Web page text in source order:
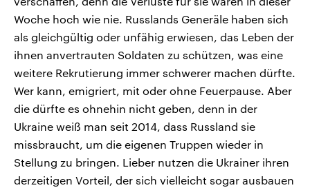
Woche hoch wie nie. Russlands Generäle haben sich
als gleichgültig oder unfähig erwiesen, das Leben der
ihnen anvertrauten Soldaten zu schützen, was eine
weitere Rekrutierung immer schwerer machen dürfte.
Wer kann, emigriert, mit oder ohne Feuerpause. Aber
die dürfte es ohnehin nicht geben, denn in der
Ukraine weiß man seit 2014, dass Russland sie
missbraucht, um die eigenen Truppen wieder in
Stellung zu bringen. Lieber nutzen die Ukrainer ihren
derzeitigen Vorteil, der sich vielleicht sogar ausbauen